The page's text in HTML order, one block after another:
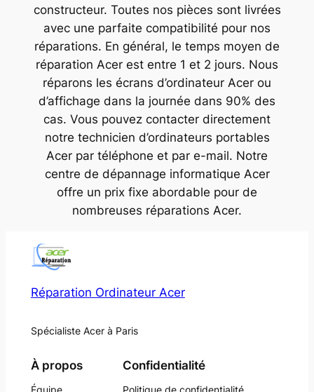
constructeur. Toutes nos pièces sont livrées
avec une parfaite compatibilité pour nos
réparations. En général, le temps moyen de
réparation Acer est entre 1 et 2 jours. Nous
réparons les écrans d’ordinateur Acer ou
d’affichage dans la journée dans 90% des
cas. Vous pouvez contacter directement
notre technicien d’ordinateurs portables
Acer par téléphone et par e-mail. Notre
centre de dépannage informatique Acer
offre un prix fixe abordable pour de
nombreuses réparations Acer.
Réparation Ordinateur Acer
Spécialiste Acer à Paris
À propos
Équipe
Confidentialité
Politique de confidentialité